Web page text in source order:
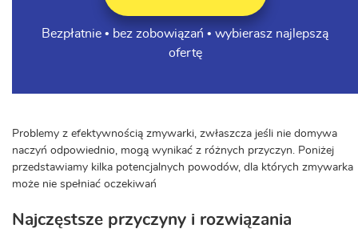
Bezpłatnie • bez zobowiązań • wybierasz najlepszą
ofertę
Problemy z efektywnością zmywarki, zwłaszcza jeśli nie domywa
naczyń odpowiednio, mogą wynikać z różnych przyczyn. Poniżej
przedstawiamy kilka potencjalnych powodów, dla których zmywarka
może nie spełniać oczekiwań
Najczęstsze przyczyny i rozwiązania